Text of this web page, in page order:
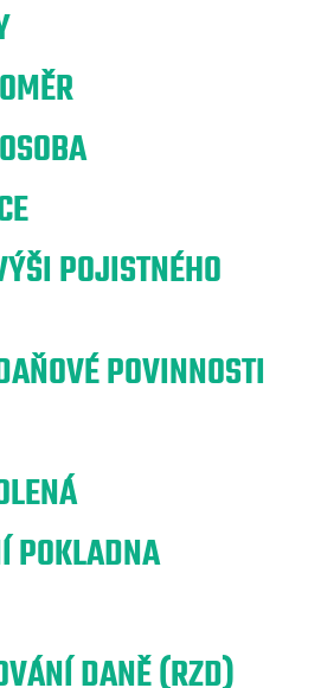
POJISTNÉHO
POVINNOSTI
POKLADNA
DANĚ (RZD)